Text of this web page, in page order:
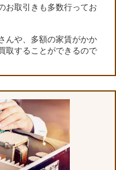
お取引きも多数行ってお
んや、多額の家賃がかか
取することができるので